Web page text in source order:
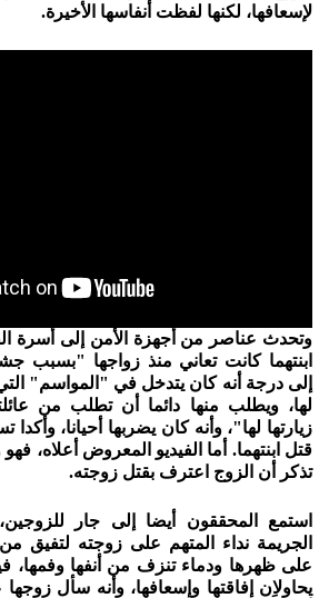
لإسعافها، لكنها لفظت أنفاسها الأخيرة.
وتحدث عناصر من أجهزة الأمن إلى أسرة
ابنتهما كانت تعاني منذ زواجها "بسبب
إلى درجة أنه كان يتدخل في "المواسم"
لها، ويطلب منها دائما أن تطلب من
زيارتها لها"، وأنه كان يضربها أحيانا، وأكدا
قتل ابنتهما. أما الفيديو المعروض أعلاه،
تذكر أن الزوج اعترف بقتل زوجته.
استمع المحققون أيضا إلى جار
الجريمة نداء المتهم على زوجته لتفيق من
على ظهرها ودماء تنزف من أنفها وفمها،
يحاولاِن إفاقتها وإسعافها، وأنه سأل